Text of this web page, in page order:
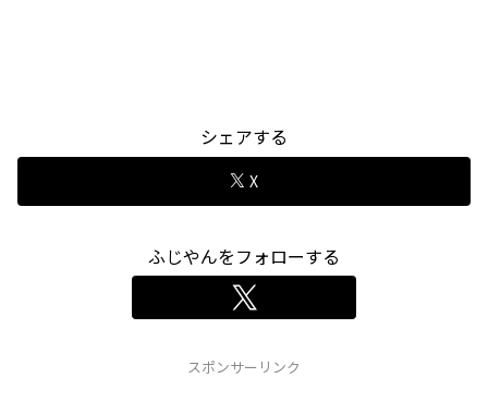
シェアする
X
ふじやんをフォローする
スポンサーリンク